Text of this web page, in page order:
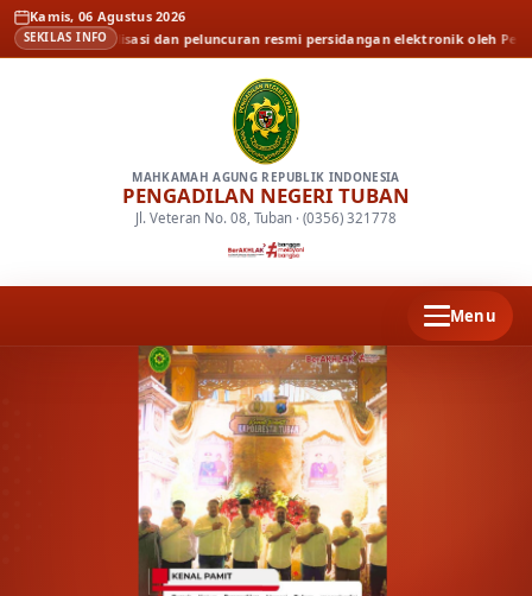
Kamis, 06 Agustus 2026
SEKILAS INFO
Sosialisasi dan peluncuran resmi persidangan elektronik oleh Pengadilan
MAHKAMAH AGUNG REPUBLIK INDONESIA
PENGADILAN NEGERI TUBAN
Jl. Veteran No. 08, Tuban · (0356) 321778
Menu